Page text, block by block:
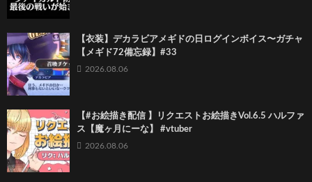
【衣装】デカラビアメギドの日ログインボイス〜ガチャ
【メギド72備忘録】#33
2026.08.06
【#お絵描き配信 】リクエストお絵描きVol.6.5 ハルファ
ス【魔ヶ月にーな】 #vtuber
2026.08.06